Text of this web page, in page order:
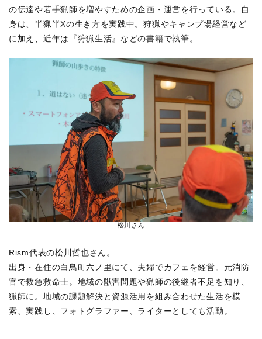
の伝達や若手猟師を増やすための企画・運営を行っている。自
身は、半猟半Xの生き方を実践中。狩猟やキャンプ場経営など
に加え、近年は『狩猟生活』などの書籍で執筆。
松川さん
Rism代表の松川哲也さん。
出身・在住の白鳥町六ノ里にて、夫婦でカフェを経営。元消防
官で救急救命士。地域の獣害問題や猟師の後継者不足を知り、
猟師に。地域の課題解決と資源活用を組み合わせた生活を模
索、実践し、フォトグラファー、ライターとしても活動。